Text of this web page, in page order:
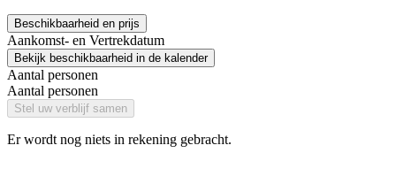
Beschikbaarheid en prijs
Aankomst- en Vertrekdatum
Bekijk beschikbaarheid in de kalender
Aantal personen
Aantal personen
Stel uw verblijf samen
Er wordt nog niets in rekening gebracht.